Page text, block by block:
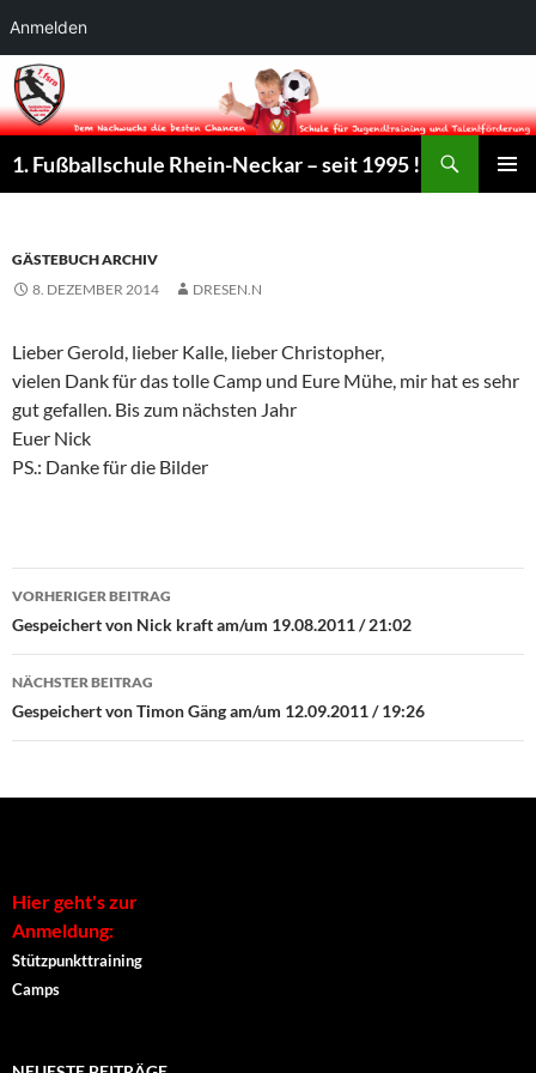
Anmelden
1. Fußballschule Rhein-Neckar – seit 1995 !
GÄSTEBUCH ARCHIV
8. DEZEMBER 2014
DRESEN.N
Lieber Gerold, lieber Kalle, lieber Christopher,
vielen Dank für das tolle Camp und Eure Mühe, mir hat es sehr
gut gefallen. Bis zum nächsten Jahr
Euer Nick
PS.: Danke für die Bilder
Beitrags-
Navigation
VORHERIGER BEITRAG
Gespeichert von Nick kraft am/um 19.08.2011 / 21:02
NÄCHSTER BEITRAG
Gespeichert von Timon Gäng am/um 12.09.2011 / 19:26
Hier geht's zur
Anmeldung:
Stützpunkttraining
Camps